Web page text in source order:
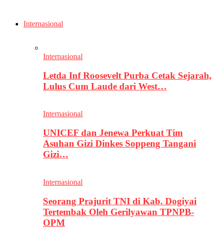
Internasional
Internasional
Letda Inf Roosevelt Purba Cetak Sejarah,
Lulus Cum Laude dari West…
Internasional
UNICEF dan Jenewa Perkuat Tim
Asuhan Gizi Dinkes Soppeng Tangani
Gizi…
Internasional
Seorang Prajurit TNI di Kab. Dogiyai
Tertembak Oleh Gerilyawan TPNPB-
OPM